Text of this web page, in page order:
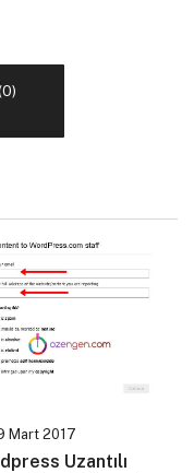
Mart 2017
Uzantılı